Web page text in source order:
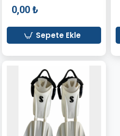
0,00 ₺
Sepete Ekle